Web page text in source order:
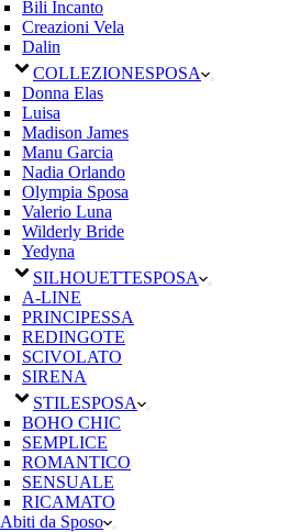
Bili Incanto
Creazioni Vela
Dalin
COLLEZIONESPOSA
Donna Elas
Luisa
Madison James
Manu Garcia
Nadia Orlando
Olympia Sposa
Valerio Luna
Wilderly Bride
Yedyna
SILHOUETTESPOSA
A-LINE
PRINCIPESSA
REDINGOTE
SCIVOLATO
SIRENA
STILESPOSA
BOHO CHIC
SEMPLICE
ROMANTICO
SENSUALE
RICAMATO
Abiti da Sposo